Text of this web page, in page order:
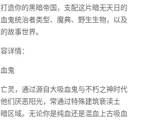
造你的黑暗帝国，支配这片暗无天日的
鬼统治者类型、魔典、野生生物，以及
故事世界。
详情：
鬼
，通过源自大吸血鬼与不朽之神时代
们厌恶阳光，常通过特殊建筑亵渎土
区域。无论你是纯血还是混血上古吸血